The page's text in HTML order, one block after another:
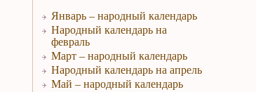
Январь – народный календарь
Народный календарь на
февраль
Март – народный календарь
Народный календарь на апрель
Май – народный календарь